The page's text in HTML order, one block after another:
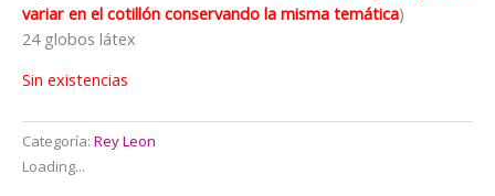
variar en el cotillón conservando la misma temática)
24 globos látex
Sin existencias
Categoría: Rey Leon
Loading...